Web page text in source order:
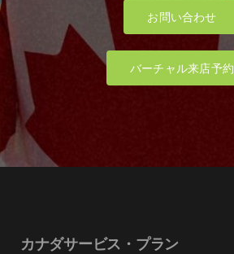
お問い合わせ
バーチャル来店予約
カナダサービス・プラン